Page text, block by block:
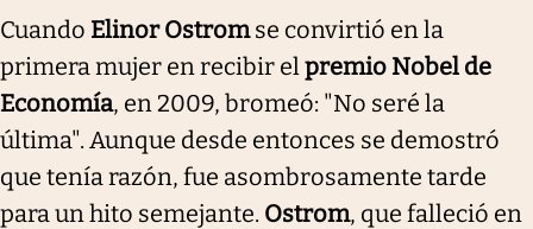
Cuando Elinor Ostromse convirtió en la
primera mujer en recibir elpremio Nobel de
Economía, en 2009, bromeó: "No seré la
última". Aunque desde entonces se demostró
que tenía razón, fue asombrosamente tarde
para un hito semejante. Ostrom, que falleció en